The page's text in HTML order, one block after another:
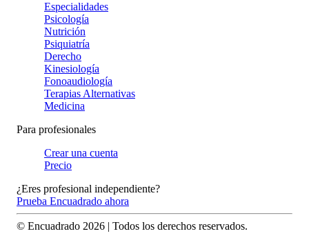
Especialidades
Psicología
Nutrición
Psiquiatría
Derecho
Kinesiología
Fonoaudiología
Terapias Alternativas
Medicina
Para profesionales
Crear una cuenta
Precio
¿Eres profesional independiente?
Prueba Encuadrado ahora
© Encuadrado 2026 | Todos los derechos reservados.